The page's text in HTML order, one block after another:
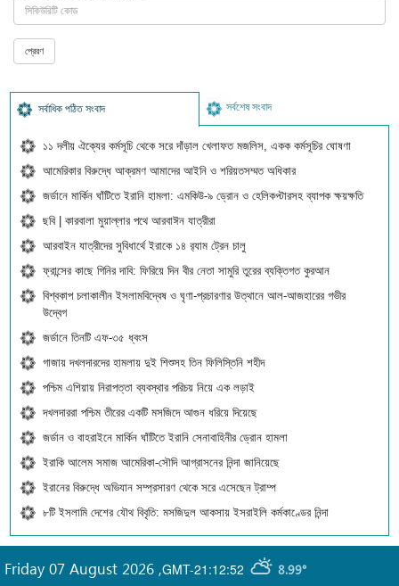
সর্বাধিক পঠিত সংবাদ সর্বশেষ সংবাদ
১১ দলীয় ঐক্যের কর্মসূচি থেকে সরে দাঁড়াল খেলাফত মজলিস, একক কর্মসূচির ঘোষণা
আমেরিকার বিরুদ্ধে আক্রমণ আমাদের আইনি ও শরিয়তসম্মত অধিকার
জর্ডানে মার্কিন ঘাঁটিতে ইরানি হামলা: এমকিউ-৯ ড্রোন ও হেলিকপ্টারসহ ব্যাপক ক্ষয়ক্ষতি
ছবি | কারবালা মুয়াল্লার পথে আরবাঈন যাত্রীরা
আরবাইন যাত্রীদের সুবিধার্থে ইরাকে ১৪ র‍্যাম ট্রেন চালু
ফ্রান্সের কাছে গিনির দাবি: ফিরিয়ে দিন বীর নেতা সামুরি তুরের ব্যক্তিগত কুরআন
বিশ্বকাপ চলাকালীন ইসলামবিদ্বেষ ও ঘৃণা-প্রচারণার উত্থানে আল-আজহারের গভীর
উদ্বেগ
জর্ডানে তিনটি এফ-৩৫ ধ্বংস
গাজায় দখলদারদের হামলায় দুই শিশুসহ তিন ফিলিস্তিনি শহীদ
পশ্চিম এশিয়ায় নিরাপত্তা ব্যবস্থার পরিচয় নিয়ে এক লড়াই
দখলদাররা পশ্চিম তীরের একটি মসজিদে আগুন ধরিয়ে দিয়েছে
জর্ডান ও বাহরাইনে মার্কিন ঘাঁটিতে ইরানি সেনাবাহিনীর ড্রোন হামলা
ইরাকি আলেম সমাজ আমেরিকা-সৌদি আগ্রাসনের নিন্দা জানিয়েছে
ইরানের বিরুদ্ধে অভিযান সম্প্রসারণ থেকে সরে এসেছেন ট্রাম্প
৮টি ইসলামি দেশের যৌথ বিবৃতি: মসজিদুল আকসায় ইসরাইলি কর্মকাণ্ডের নিন্দা
GMT-21:12:52 8.99°
Friday 07 August 2026 ,